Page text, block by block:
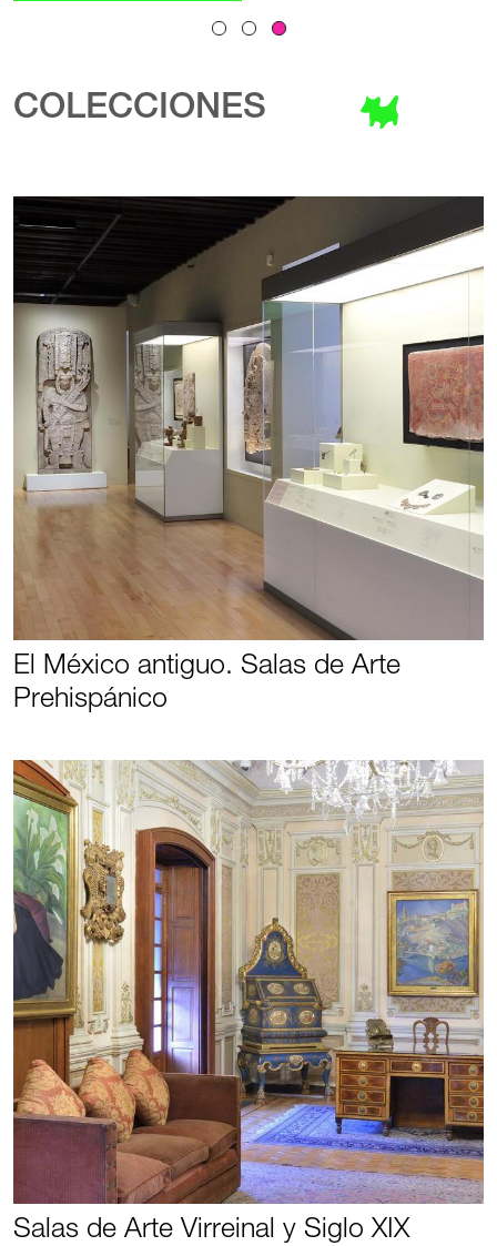
COLECCIONES
El México antiguo. Salas de Arte
Prehispánico
Salas de Arte Virreinal y Siglo XIX